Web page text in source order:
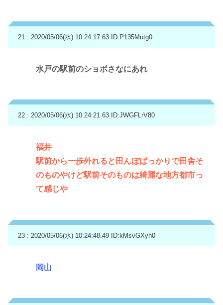
21 : 2020/05/06(水) 10:24:17.63 ID:P135Mutg0
水戸の駅前のショボさなにあれ
22 : 2020/05/06(水) 10:24:21.63 ID:JWGFLrV80
福井
駅前から一歩外れると田んぼばっかりで田舎そ
のものやけど駅前そのものは綺麗な地方都市っ
て感じや
23 : 2020/05/06(水) 10:24:48.49 ID:kMsvGXyh0
岡山